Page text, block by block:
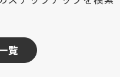
覧